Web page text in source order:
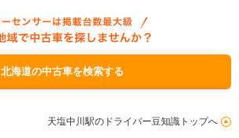
北海道の中古車を検索する
天塩中川駅のドライバー豆知識トップへ